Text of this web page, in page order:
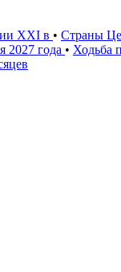
XXI в • Страны
2027 года • Ходьба